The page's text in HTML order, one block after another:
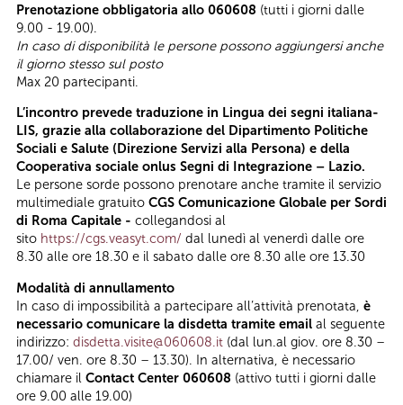
Prenotazione obbligatoria allo 060608 (tutti i giorni dalle
9.00 - 19.00).
In caso di disponibilità le persone possono aggiungersi anche
il giorno stesso sul posto
Max 20 partecipanti.
L’incontro prevede traduzione in Lingua dei segni italiana-
LIS, grazie alla collaborazione del Dipartimento Politiche
Sociali e Salute (Direzione Servizi alla Persona) e della
Cooperativa sociale onlus Segni di Integrazione – Lazio.
Le persone sorde possono prenotare anche tramite il servizio
multimediale gratuito CGS Comunicazione Globale per Sordi
di Roma Capitale - collegandosi al
sito https://cgs.veasyt.com/ dal lunedì al venerdì dalle ore
8.30 alle ore 18.30 e il sabato dalle ore 8.30 alle ore 13.30
Modalità di annullamento
In caso di impossibilità a partecipare all’attività prenotata, è
necessario comunicare la disdetta tramite email al seguente
indirizzo: disdetta.visite@060608.it (dal lun.al giov. ore 8.30 –
17.00/ ven. ore 8.30 – 13.30). In alternativa, è necessario
chiamare il Contact Center 060608 (attivo tutti i giorni dalle
ore 9.00 alle 19.00)